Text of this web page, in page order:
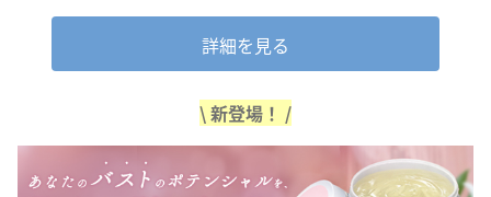
詳細を見る
\ 新登場！ /